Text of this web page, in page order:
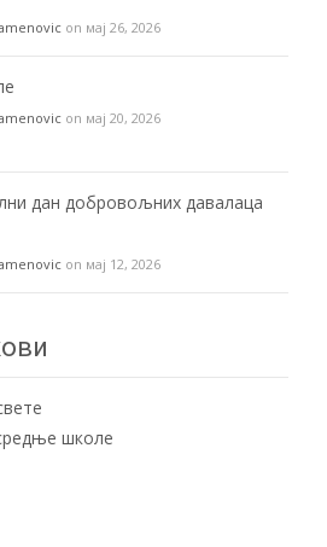
on мај 26, 2026
on мај 20, 2026
дан добровољних давалаца
on мај 12, 2026
школе